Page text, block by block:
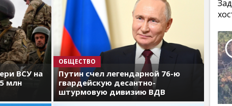
ВСУ на
млн
ОБЩЕСТВО
Путин счел легендарной 76-ю
гвардейскую десантно-
штурмовую дивизию ВДВ